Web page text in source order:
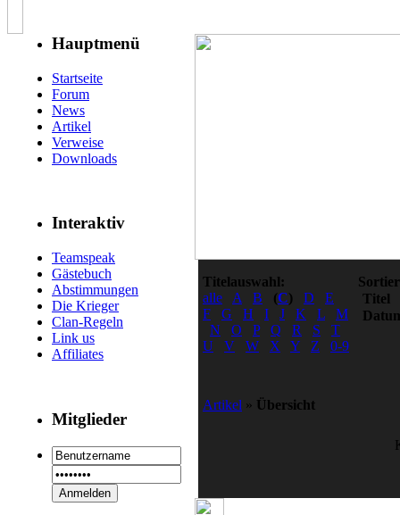
Hauptmenü
Startseite
Forum
News
Artikel
Verweise
Downloads
Interaktiv
Teamspeak
Gästebuch
Abstimmungen
Die Krieger
Clan-Regeln
Link us
Affiliates
Mitglieder
Titelauswahl:
alle
A B (C) D
E
F
G H I J K L
M
N
O P Q R S
T
U
V W X Y Z 0-9
Titel
Artikel » Übersicht